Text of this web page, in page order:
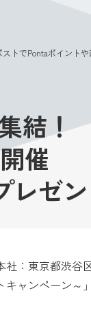
トでPontaポイント
結！
催
レゼン
：東京都渋谷
ャンペーン～